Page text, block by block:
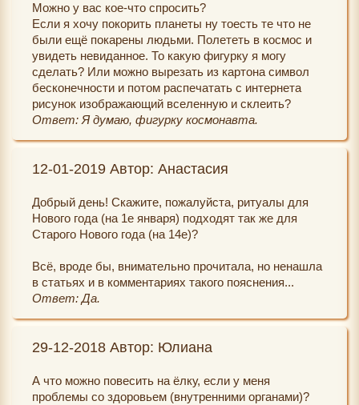
Можно у вас кое-что спросить?
Если я хочу покорить планеты ну тоесть те что не
были ещё покарены людьми. Полететь в космос и
увидеть невиданное. То какую фигурку я могу
сделать? Или можно вырезать из картона символ
бесконечности и потом распечатать с интернета
рисунок изображающий вселенную и склеить?
Ответ: Я думаю, фигурку космонавта.
12-01-2019 Автор: Анастасия
Добрый день! Скажите, пожалуйста, ритуалы для
Нового года (на 1е января) подходят так же для
Старого Нового года (на 14е)?
Всё, вроде бы, внимательно прочитала, но ненашла
в статьях и в комментариях такого пояснения...
Ответ: Да.
29-12-2018 Автор: Юлиана
А что можно повесить на ёлку, если у меня
проблемы со здоровьем (внутренними органами)?